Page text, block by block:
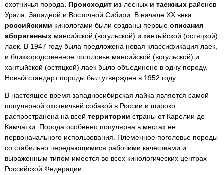
охотничья порода. Происходит из лесных и таежных районов
Урала, Западной и Восточной Сибири. В начале XX века
российскими кинологами были созданы первые описания
аборигенных мансийской (вогульской) и хантыйской (остяцкой)
лаек. В 1947 году была предложена новая классификация лаек,
и близкородственное поголовье мансийской (вогульской) и
хантыйской (остяцкой) лаек было объединено в одну породу.
Новый стандарт породы был утвержден в 1952 году.
В настоящее время западносибирская лайка является самой
популярной охотничьей собакой в России и широко
распространена на всей территории страны от Карелии до
Камчатки. Порода особенно популярна в местах ее
первоначального использования. Племенное поголовье породы
со стабильно передающимися рабочими качествами и
выраженным типом имеется во всех кинологических центрах
Российской Федерации.